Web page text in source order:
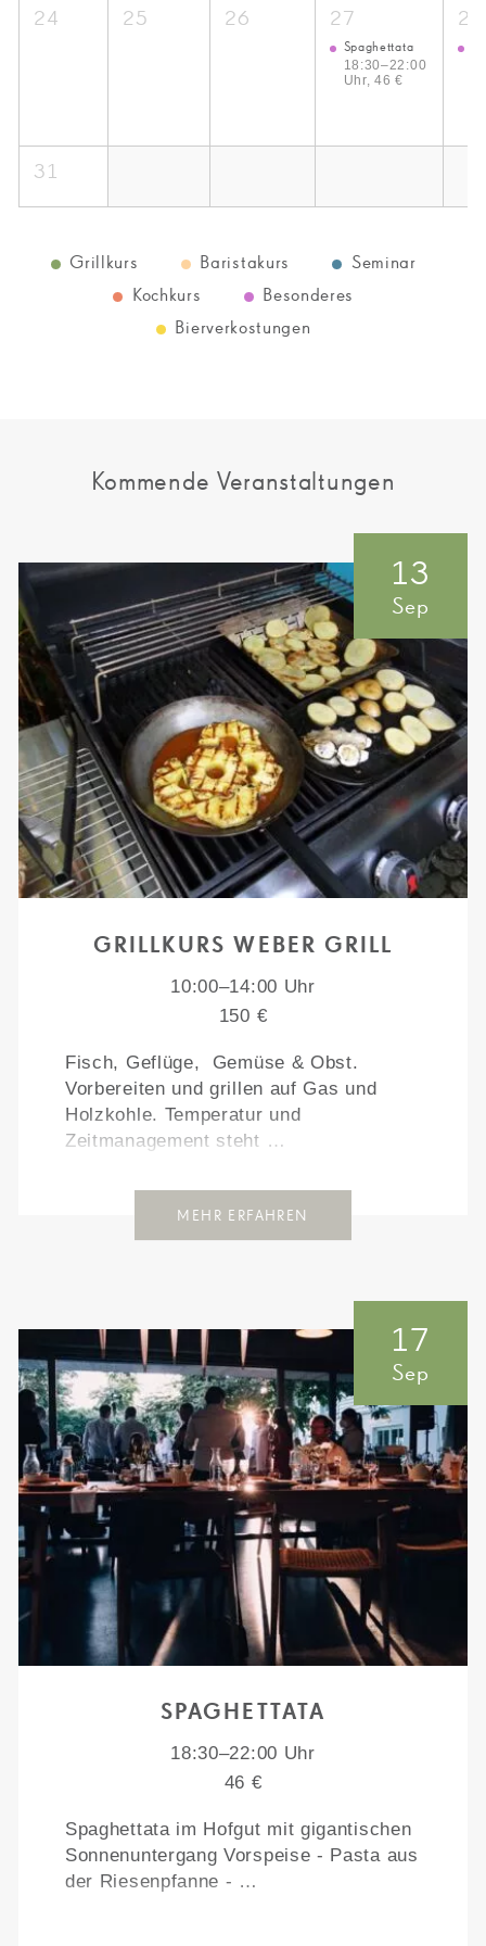
24 25 26 27
Spaghettata
18:30–22:00
Uhr, 46 €
28
31
Grillkurs Baristakurs
Seminar
Kochkurs
Besonderes
Bierverkostungen
Kommende Veranstaltungen
13
Sep
GRILLKURS WEBER GRILL
10:00–14:00 Uhr
150 €
Fisch, Geflüge, Gemüse & Obst.
Vorbereiten und grillen auf Gas und
Holzkohle. Temperatur und
Zeitmanagement steht …
MEHR ERFAHREN
17
Sep
SPAGHETTATA
18:30–22:00 Uhr
46 €
Spaghettata im Hofgut mit gigantischen
Sonnenuntergang Vorspeise - Pasta aus
der Riesenpfanne - …